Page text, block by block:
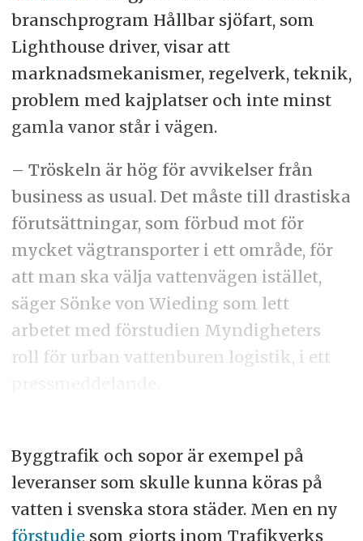
branschprogram Hållbar sjöfart, som
Lighthouse driver, visar att
marknadsmekanismer, regelverk, teknik,
problem med kajplatser och inte minst
gamla vanor står i vägen.
– Tröskeln är hög för avvikelser från
business as usual. Det måste till drastiska
förutsättningar, som förbud mot för
mycket vägtransporter i ett område, för
att man ska välja vattenvägen istället,
säger Sönke von Wieding som lett
arbetet med förstudien Myndigheters
roll för urban vattenburen logistik, i ett
Byggtrafik och sopor är exempel på
leveranser som skulle kunna köras på
vatten i svenska stora städer. Men en ny
förstudiesom gjorts inom Trafikverks